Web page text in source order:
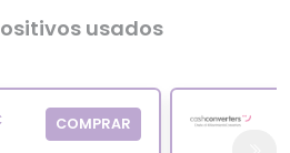
usados
COMPRAR